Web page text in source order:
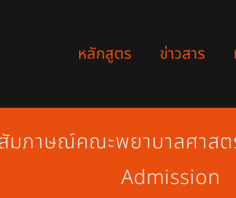
หลักสูตร ข่าวสาร
ภาษณ์คณะพยาบาลศาสต
Admission